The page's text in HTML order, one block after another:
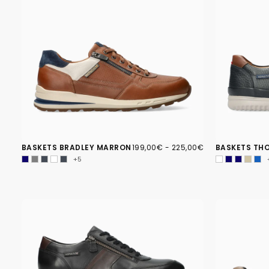
BASKETS BRADLEY MARRON199,00€
PRIX
199,00€ - PRIX
225,00€
+5
BASKETS